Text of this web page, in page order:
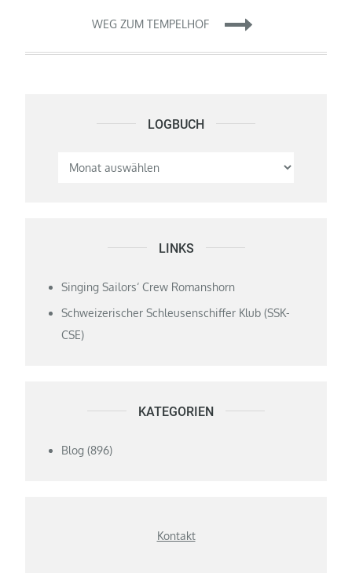
WEG ZUM TEMPELHOF
LOGBUCH Logbuch
LINKS
Singing Sailors‘ Crew Romanshorn
Schweizerischer Schleusenschiffer Klub (SSK-
CSE)
KATEGORIEN
Blog (896)
Kontakt